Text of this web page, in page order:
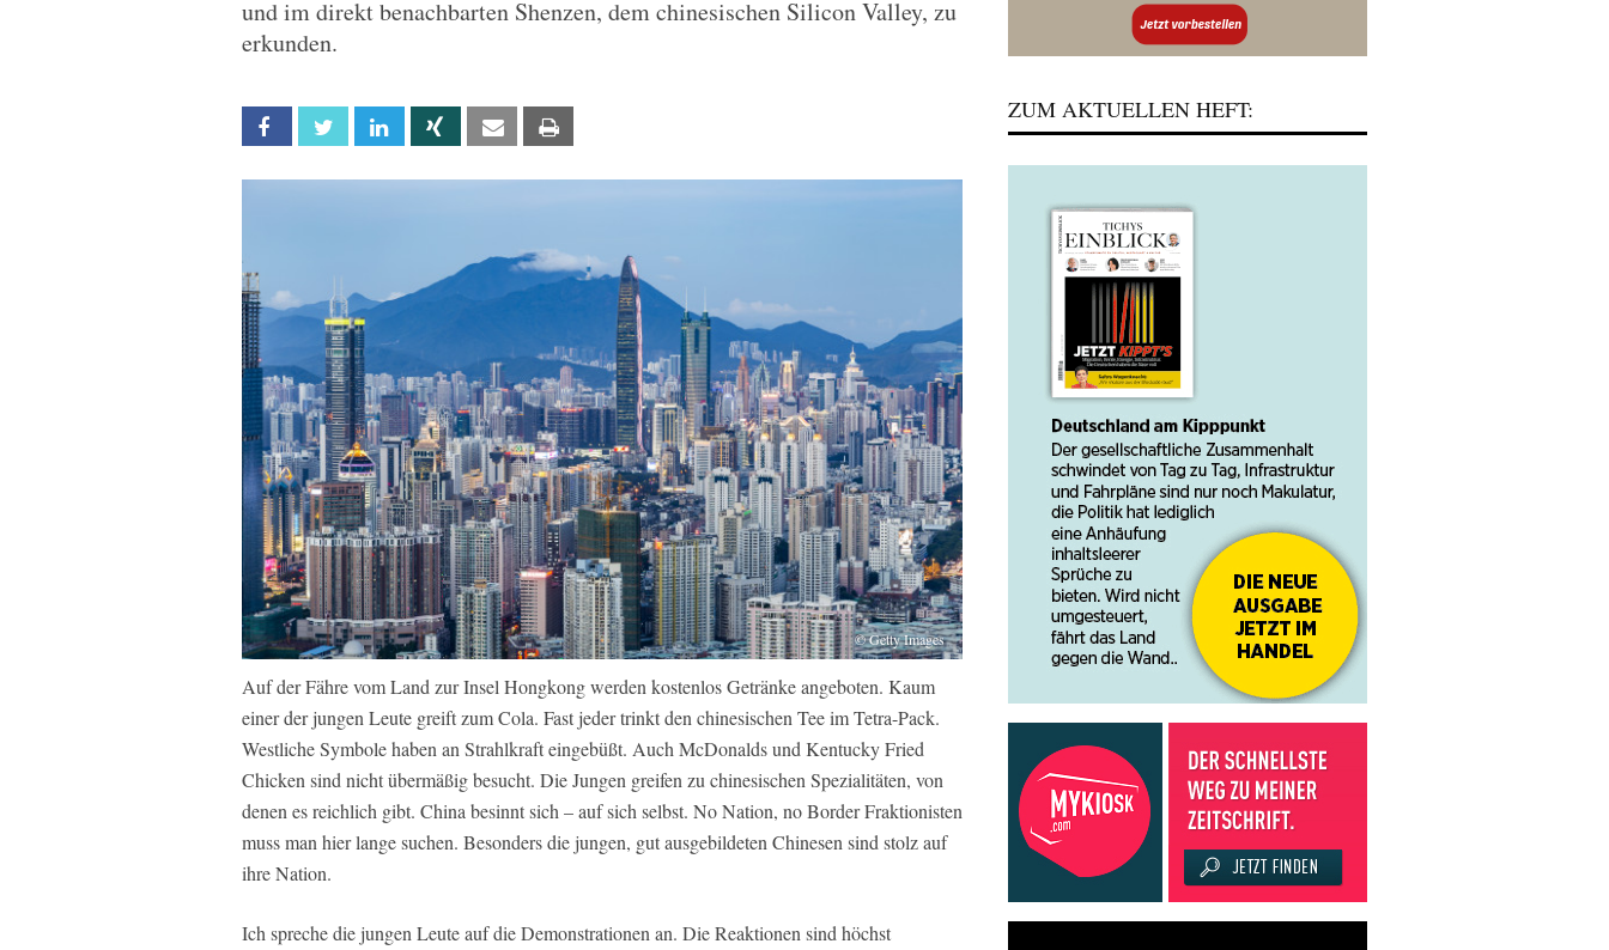
und im direkt benachbarten Shenzen, dem chinesischen Silicon Valley, zu
erkunden.
Facebook Twitter Linkedin Xing Email
© Getty Images
Auf der Fähre vom Land zur Insel Hongkong werden kostenlos Getränke angeboten. Kaum
einer der jungen Leute greift zum Cola. Fast jeder trinkt den chinesischen Tee im Tetra-Pack.
Westliche Symbole haben an Strahlkraft eingebüßt. Auch McDonalds und Kentucky Fried
Chicken sind nicht übermäßig besucht. Die Jungen greifen zu chinesischen Spezialitäten, von
denen es reichlich gibt. China besinnt sich – auf sich selbst. No Nation, no Border Fraktionisten
muss man hier lange suchen. Besonders die jungen, gut ausgebildeten Chinesen sind stolz auf
ihre Nation.
Ich spreche die jungen Leute auf die Demonstrationen an. Die Reaktionen sind höchst
ZUM AKTUELLEN HEFT: